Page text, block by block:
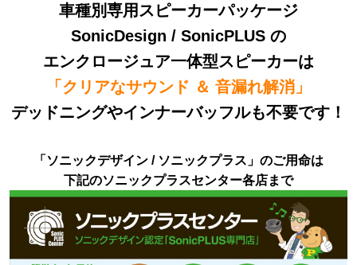
車種別専用スピーカーパッケージ
SonicDesign / SonicPLUS の
エンクロージュア一体型スピーカーは
「クリアなサウンド ＆ 音漏れ解消」
デッドニングやインナーバッフルも不要です！
「ソニックデザイン / ソニックプラス」のご用命は
下記のソニックプラスセンター各店まで